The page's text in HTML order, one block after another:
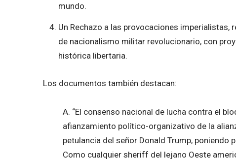
mundo.
Un Rechazo a las provocaciones
de nacionalismo militar revolucionario, con
histórica libertaria.
Los documentos también destacan:
A. “El consenso nacional de lucha contra el
afianzamiento político-organizativo de la
petulancia del señor Donald Trump, poniendo
Como cualquier sheriff del lejano Oeste